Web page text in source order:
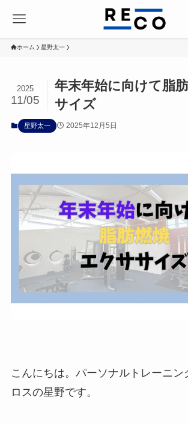
ホーム 星野太一
年末年始に向けて脂
サイズ
2025
11/05
星野太一 2025年12月5日
こんにちは。パーソナルトレーニン
ロスの星野です。